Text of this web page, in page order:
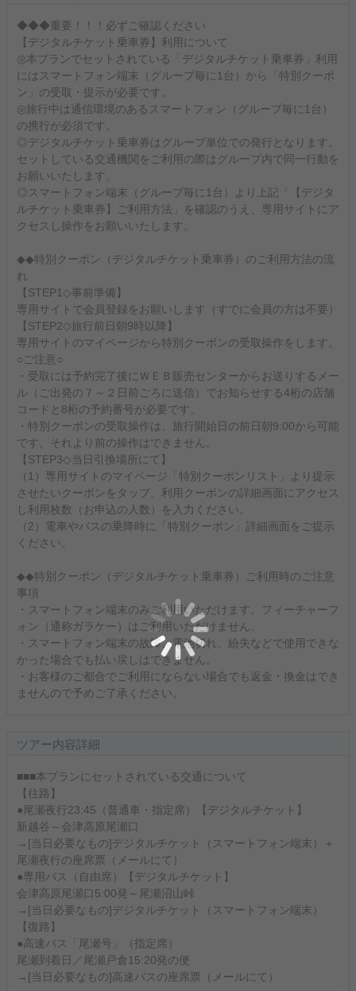
◆◆◆重要！！！必ずご確認ください
【デジタルチケット乗車券】利用について
◎本プランでセットされている「デジタルチケット乗車券」利用
にはスマートフォン端末（グループ毎に1台）から「特別クーポ
ン」の受取・提示が必要です。
◎旅行中は通信環境のあるスマートフォン（グループ毎に1台）
の携行が必須です。
◎デジタルチケット乗車券はグループ単位での発行となります。
セットしている交通機関をご利用の際はグループ内で同一行動を
お願いいたします。
◎スマートフォン端末（グループ毎に1台）より上記「【デジタ
ルチケット乗車券】ご利用方法」を確認のうえ、専用サイトにア
クセスし操作をお願いいたします。
◆◆特別クーポン（デジタルチケット乗車券）のご利用方法の流
れ
【STEP1◇事前準備】
専用サイトで会員登録をお願いします（すでに会員の方は不要）
【STEP2◇旅行前日朝9時以降】
専用サイトのマイページから特別クーポンの受取操作をします。
○ご注意○
・受取には予約完了後にＷＥＢ販売センターからお送りするメー
ル（ご出発の７～２日前ごろに送信）でお知らせする4桁の店舗
コードと8桁の予約番号が必要です。
・特別クーポンの受取操作は、旅行開始日の前日朝9:00から可能
です。それより前の操作はできません。
【STEP3◇当日引換場所にて】
（1）専用サイトのマイページ「特別クーポンリスト」より提示
させたいクーポンをタップ、利用クーポンの詳細画面にアクセス
し利用枚数（お申込の人数）を入力ください。
（2）電車やバスの乗降時に「特別クーポン」詳細画面をご提示
ください。
◆◆特別クーポン（デジタルチケット乗車券）ご利用時のご注意
事項
・スマートフォン端末のみご利用いただけます。フィーチャーフ
ォン（通称ガラケー）はご利用いただけません。
・スマートフォン端末の故障、電池切れ、紛失などで使用できな
かった場合でも払い戻しはできません。
・お客様のご都合でご利用にならない場合でも返金・換金はでき
ませんので予めご了承ください。
ツアー内容詳細
■■■本プランにセットされている交通について
【往路】
●尾瀬夜行23:45（普通車・指定席）【デジタルチケット】
新越谷～会津高原尾瀬口
→[当日必要なもの]デジタルチケット（スマートフォン端末）＋
尾瀬夜行の座席票（メールにて）
●専用バス（自由席）【デジタルチケット】
会津高原尾瀬口5:00発～尾瀬沼山峠
→[当日必要なもの]デジタルチケット（スマートフォン端末）
【復路】
●高速バス「尾瀬号」（指定席）
尾瀬到着日／尾瀬戸倉15:20発の便
→[当日必要なもの]高速バスの座席票（メールにて）